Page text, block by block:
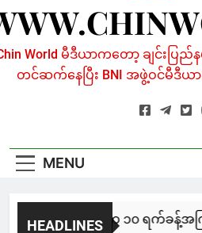
World မီဒီယာကတော့ ချင်းပ
တင်ဆက်နေပြီး BNI အဖွဲ့ဝင်မီဒီယ
MENU
HEADLINES
NUG မကွေးအဖွဲ့က ၁၀ ရက်ခန့်အက